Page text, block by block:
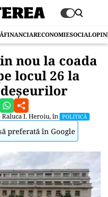
FINANCIARECONOMIESOCIAL
nou la coada
locul 26 la
Raluca I. Heroiu, în POLITICĂ
preferată în Google